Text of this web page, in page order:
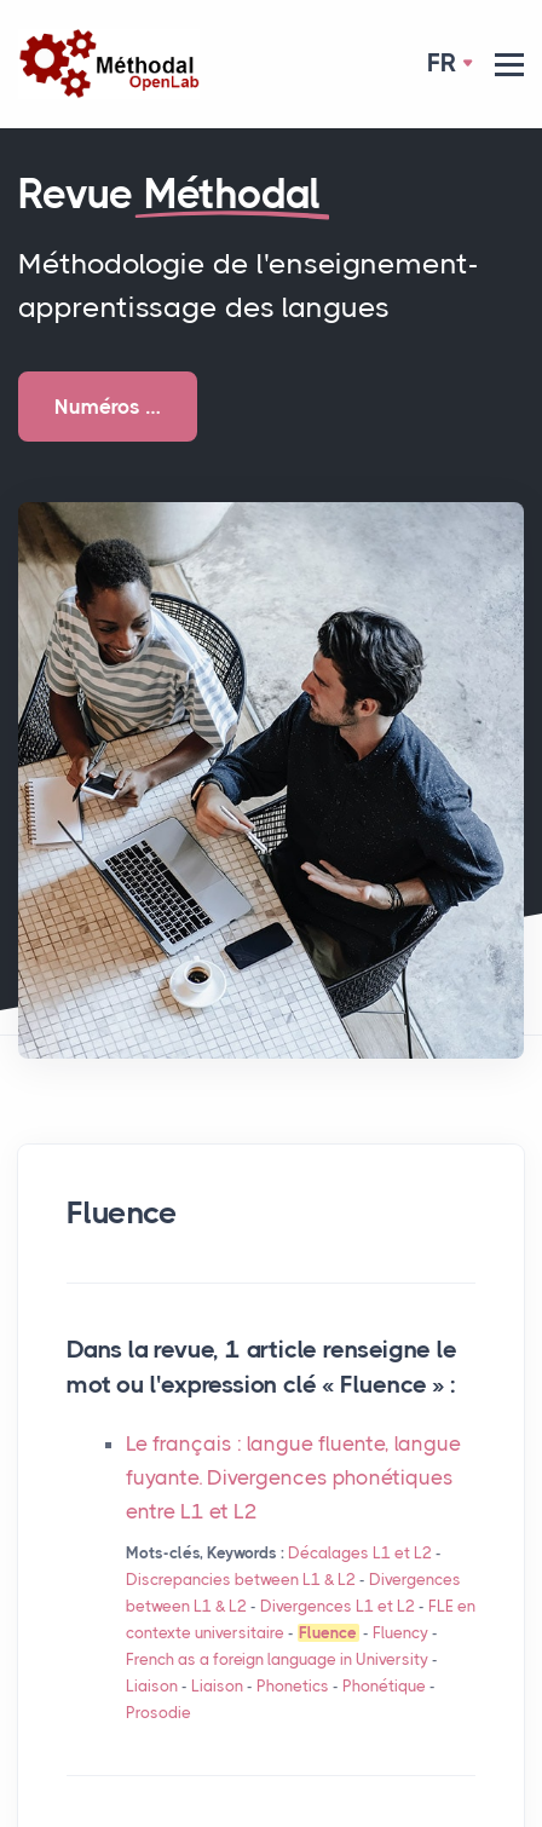
FR
Revue Méthodal
Méthodologie de l'enseignement-
apprentissage des langues
Numéros …
Fluence
Dans la revue, 1 article renseigne le
mot ou l'expression clé « Fluence » :
Le français : langue fluente, langue
fuyante. Divergences phonétiques
entre L1 et L2
Mots-clés, Keywords : Décalages L1 et L2 -
Discrepancies between L1 & L2 - Divergences
between L1 & L2 - Divergences L1 et L2 - FLE en
contexte universitaire - Fluence - Fluency-
French as a foreign language in University-
Liaison- Liaison- Phonetics - Phonétique -
Prosodie